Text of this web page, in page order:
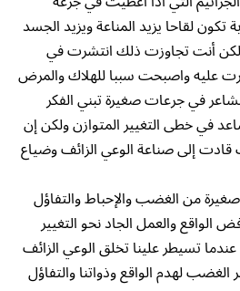
لقاحا يزيد المناعة ويزيد الجسد
أنت تجاوزت ذلك انتشرت في
عليه واصبحت سببا للهلاك والمرض
في جرعات صغيرة تبني الفكر
في خطى التغيير المتوازن ولكن إن
إلى صناعة الوعي الزائف وضياع
من الغضب والإحباط والتفاؤل
الواقع والعمل الجاد نحو التغيير
عندما تسيطر علينا تخلق الوعي الزائف
لهدم الواقع وذواتنا والتفاؤل